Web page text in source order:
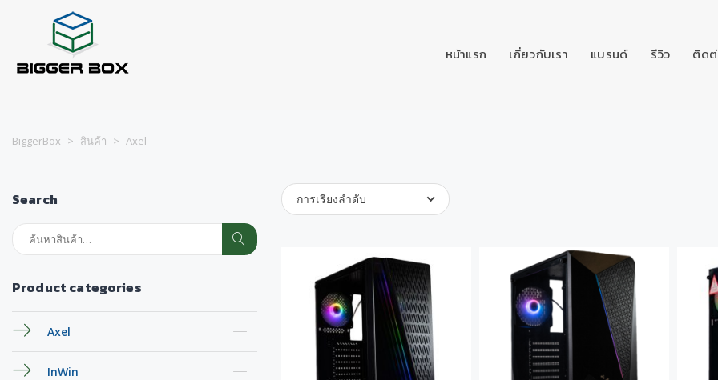
หน้าแรก เกี่ยวกับเรา แบรนด์ รีวิว ติดต่
BiggerBox > สินค้า > Axel
Search
ค้นหา:
Product categories
Axel
InWin
การเรียงลำดับ